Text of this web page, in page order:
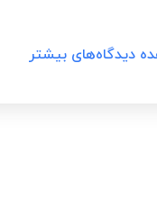
دیدگاه‌های بیشتر